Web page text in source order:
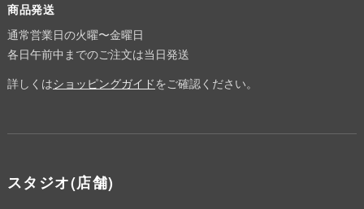
商品発送
通常営業日の火曜〜金曜日
各日午前中までのご注文は当日発送
詳しくはショッピングガイドをご確認ください。
スタジオ(店舗)